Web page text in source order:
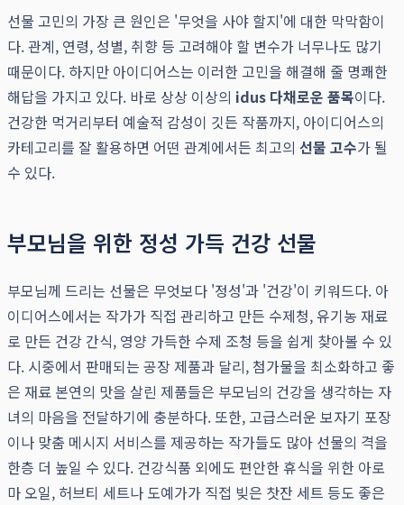
선물 고민의 가장 큰 원인은 '무엇을 사야 할지'에 대한 막막함이
다. 관계, 연령, 성별, 취향 등 고려해야 할 변수가 너무나도 많기
때문이다. 하지만 아이디어스는 이러한 고민을 해결해 줄 명쾌한
해답을 가지고 있다. 바로 상상 이상의 idus 다채로운 품목이다.
건강한 먹거리부터 예술적 감성이 깃든 작품까지, 아이디어스의
카테고리를 잘 활용하면 어떤 관계에서든 최고의 선물 고수가 될
수 있다.
부모님을 위한 정성 가득 건강 선물
부모님께 드리는 선물은 무엇보다 '정성'과 '건강'이 키워드다. 아
이디어스에서는 작가가 직접 관리하고 만든 수제청, 유기농 재료
로 만든 건강 간식, 영양 가득한 수제 조청 등을 쉽게 찾아볼 수 있
다. 시중에서 판매되는 공장 제품과 달리, 첨가물을 최소화하고 좋
은 재료 본연의 맛을 살린 제품들은 부모님의 건강을 생각하는 자
녀의 마음을 전달하기에 충분하다. 또한, 고급스러운 보자기 포장
이나 맞춤 메시지 서비스를 제공하는 작가들도 많아 선물의 격을
한층 더 높일 수 있다. 건강식품 외에도 편안한 휴식을 위한 아로
마 오일, 허브티 세트나 도예가가 직접 빚은 찻잔 세트 등도 좋은